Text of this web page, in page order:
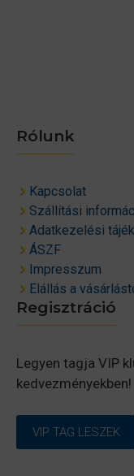
Rólunk
Kapcsolat
Szállítási
Adatkezelési
ÁSZF
Impresszum
Elállás a
Regisztráció
Legyen tagja VIP
kedvezményekben!
VIP TAG LESZEK